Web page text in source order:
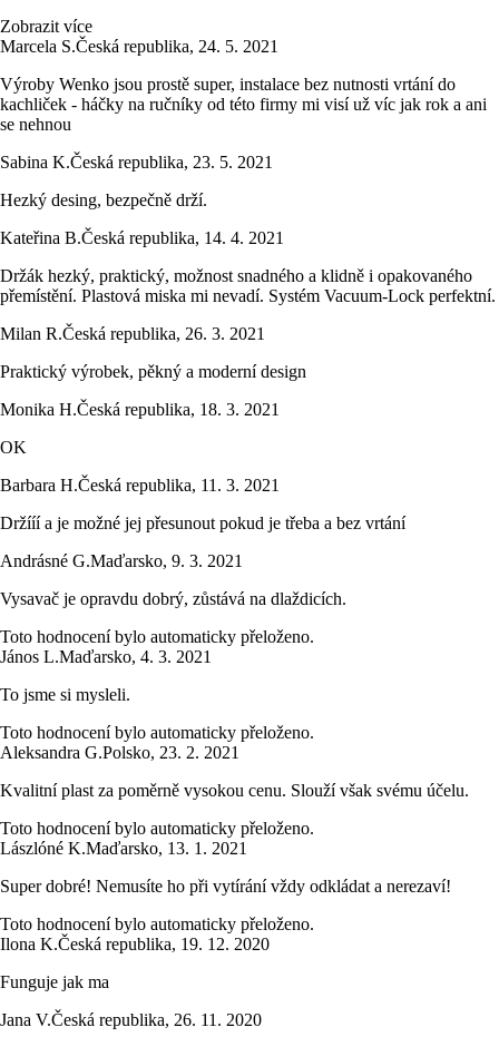
Zobrazit více
Marcela S.Česká republika, 24. 5. 2021
Výroby Wenko jsou prostě super, instalace bez nutnosti vrtání do
kachliček - háčky na ručníky od této firmy mi visí už víc jak rok a ani
se nehnou
Sabina K.Česká republika, 23. 5. 2021
Hezký desing, bezpečně drží.
Kateřina B.Česká republika, 14. 4. 2021
Držák hezký, praktický, možnost snadného a klidně i opakovaného
přemístění. Plastová miska mi nevadí. Systém Vacuum-Lock perfektní.
Milan R.Česká republika, 26. 3. 2021
Praktický výrobek, pěkný a moderní design
Monika H.Česká republika, 18. 3. 2021
OK
Barbara H.Česká republika, 11. 3. 2021
Držííí a je možné jej přesunout pokud je třeba a bez vrtání
Andrásné G.Maďarsko, 9. 3. 2021
Vysavač je opravdu dobrý, zůstává na dlaždicích.
Toto hodnocení bylo automaticky přeloženo.
János L.Maďarsko, 4. 3. 2021
To jsme si mysleli.
Toto hodnocení bylo automaticky přeloženo.
Aleksandra G.Polsko, 23. 2. 2021
Kvalitní plast za poměrně vysokou cenu. Slouží však svému účelu.
Toto hodnocení bylo automaticky přeloženo.
Lászlóné K.Maďarsko, 13. 1. 2021
Super dobré! Nemusíte ho při vytírání vždy odkládat a nerezaví!
Toto hodnocení bylo automaticky přeloženo.
Ilona K.Česká republika, 19. 12. 2020
Funguje jak ma
Jana V.Česká republika, 26. 11. 2020